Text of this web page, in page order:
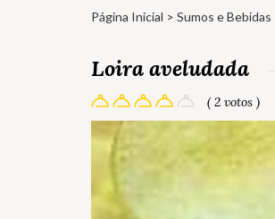
Página Inicial > Sumos e Bebidas
Loira aveludada
( 2 votos )